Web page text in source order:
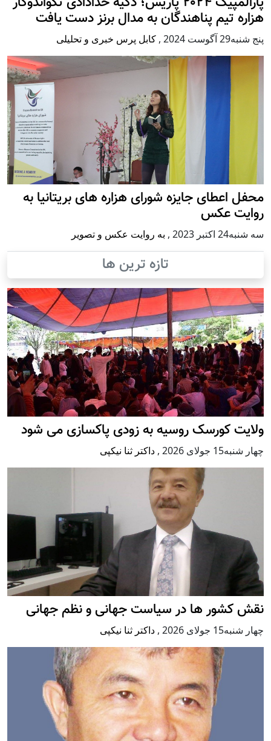
هزاره تیم پناهندگان به مدال برنز دست یافت
پنج شنبه29 آگوست 2024 , کابل پرس خبری و تحلیلی
محفل اعطای جایزه شورای هزاره های بریتانیا به
روایت عکس
سه شنبه24 اكتبر 2023 , به روایت عکس و تصویر
تازه ترین ها
ولایت کورسک روسیه به زودی پاکسازی می شود
چهار شنبه15 جولای 2026 , داکتر ثنا نیکپی
نقش کشور ها در سیاست جهانی و نظم جهانی
چهار شنبه15 جولای 2026 , داکتر ثنا نیکپی